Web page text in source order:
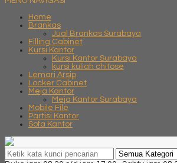
Home
Brankas
Jual Brankas Surabaya
Filling Cabinet
Kursi Kantor
Kursi Kantor Surabaya
kursi kuliah chitose
Lemari Arsip
Locker Cabinet
Meja Kantor
Meja Kantor Surabaya
Mobile File
Partisi Kantor
Sofa Kantor